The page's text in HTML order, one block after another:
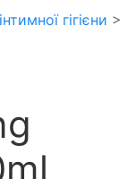
гігієни >